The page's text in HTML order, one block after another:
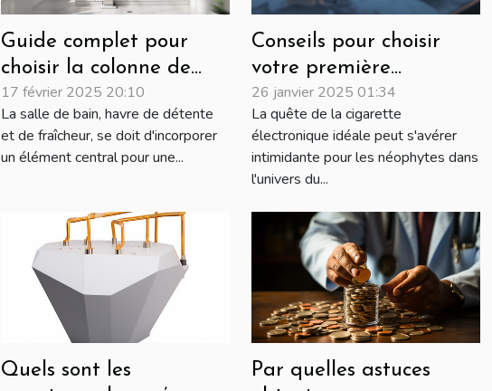
Guide complet pour
choisir la colonne de
douche idéale
17 février 2025 20:10
La salle de bain, havre de détente
et de fraîcheur, se doit d'incorporer
un élément central pour une...
Conseils pour choisir
votre première
cigarette électronique
26 janvier 2025 01:34
La quête de la cigarette
électronique idéale peut s'avérer
intimidante pour les néophytes dans
l'univers du...
Quels sont les
Par quelles astuces